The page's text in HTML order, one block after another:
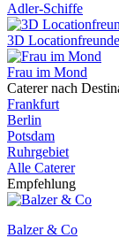
Adler-Schiffe
3D Locationfreunde
Frau im Mond
Caterer nach
Frankfurt
Berlin
Potsdam
Ruhrgebiet
Alle Caterer
Empfehlung
Balzer & Co